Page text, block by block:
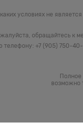
условиях не
обращайтесь к
телефону: +7 (905) 750-
Полное
возможно